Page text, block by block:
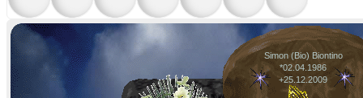
Simon (Bio) Biontino
*02.04.1986
+25.12.2009